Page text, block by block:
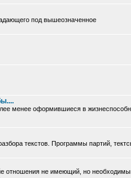
под вышеозначенное
менее оформившиеся в
текстов. Программы партий,
отношения не имеющий, но